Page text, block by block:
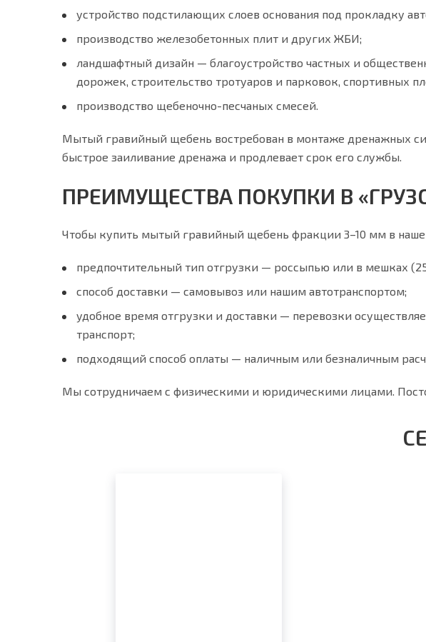
устройство подстилающих слоев основания под прокладку
производство железобетонных плит и других ЖБИ;
ландшафтный дизайн — благоустройство частных и
дорожек, строительство тротуаров и парковок, спортивных
производство щебеночно-песчаных смесей.
Мытый гравийный щебень востребован в монтаже дренажных
быстрое заиливание дренажа и продлевает срок его службы.
ПРЕИМУЩЕСТВА ПОКУПКИ В
Чтобы купить мытый гравийный щебень фракции 3–10 мм в
предпочтительный тип отгрузки — россыпью или в мешках
способ доставки — самовывоз или нашим автотранспортом;
удобное время отгрузки и доставки — перевозки
транспорт;
подходящий способ оплаты — наличным или безналичным
Мы сотрудничаем с физическими и юридическими лицами.